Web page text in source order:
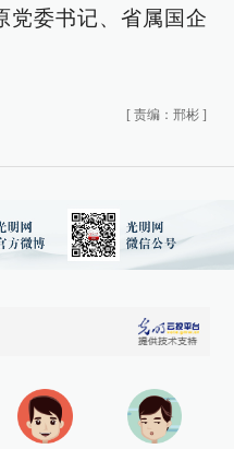
党委书记、省属国企
[ 责编：邢彬 ]